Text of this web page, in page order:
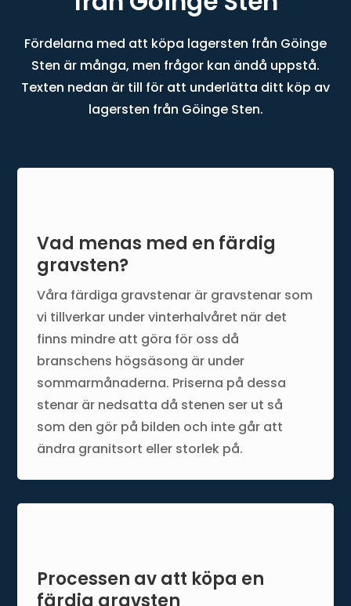
Fördelarna med att köpa lagersten från Göinge
Sten är många, men frågor kan ändå uppstå.
Texten nedan är till för att underlätta ditt köp av
lagersten från Göinge Sten.
Vad menas med en färdig
gravsten?
Våra färdiga gravstenar är gravstenar som
vi tillverkar under vinterhalvåret när det
finns mindre att göra för oss då
branschens högsäsong är under
sommarmånaderna. Priserna på dessa
stenar är nedsatta då stenen ser ut så
som den gör på bilden och inte går att
ändra granitsort eller storlek på.
Processen av att köpa en
färdig gravsten